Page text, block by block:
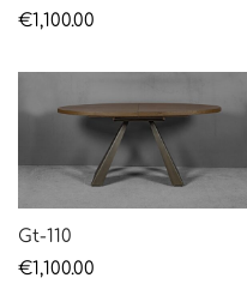
€1,100.00
Gt-110
€1,100.00